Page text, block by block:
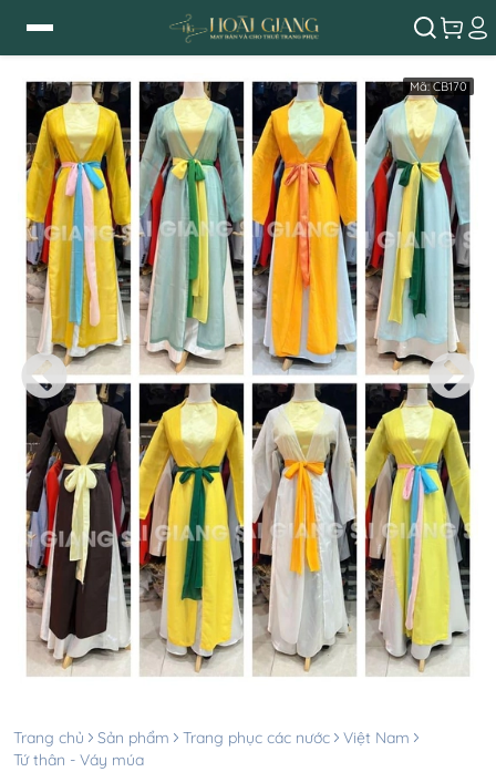
Mã:CB170
Trang chủ Sản phẩm Trang phục các nước
Việt Nam
Tứ thân - Váy múa